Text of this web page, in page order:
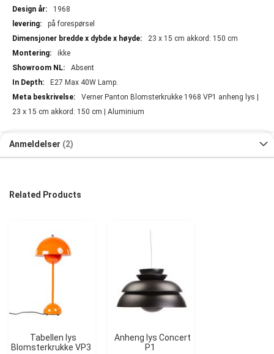
1968
på forespørsel
23 x 15 cm akkord: 150 cm
ikke
Absent
E27 Max 40W Lamp.
Verner Panton Blomsterkrukke 1968 VP1 anheng lys |
23 x 15 cm akkord: 150 cm | Aluminium
Anmeldelser 2
Related Products
Tabellen lys
Blomsterkrukke VP3
Anheng lys Concert
P1